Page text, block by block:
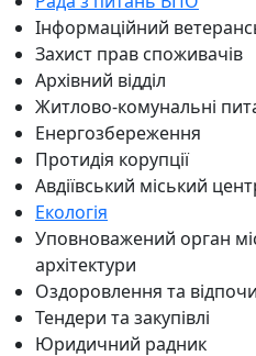
Інформаційний
Захист прав споживачів
Архівний відділ
Житлово-комунальні
Енергозбереження
Протидія корупції
Авдіївський міський
Екологія
Уповноважений орган
архітектури
Оздоровлення та
Тендери та закупівлі
Юридичний радник